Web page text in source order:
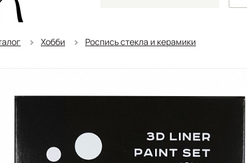
Хобби Роспись стекла и керамики